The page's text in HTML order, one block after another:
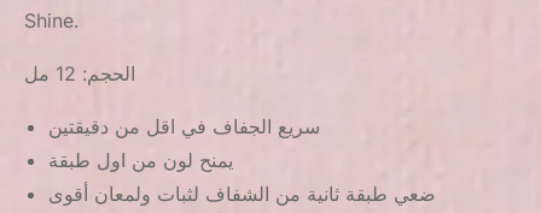
Shine.
الحجم: 12 مل
سريع الجفاف في اقل من دقيقتين
يمنح لون من اول طبقة
ضعي طبقة ثانية من الشفاف لثبات ولمعان أقوى